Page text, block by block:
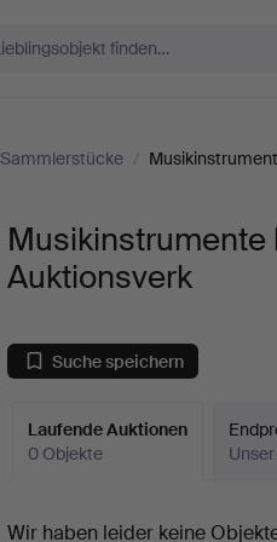
Sammlerstücke /
Auktionsverk
Suche speichern
Laufende Auktionen
0 Objekte
Laufende
Wir haben leider keine